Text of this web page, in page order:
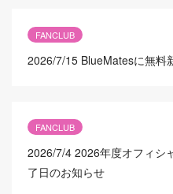
FANCLUB
2026/7/15 BlueMatesに無料
FANCLUB
2026/7/4 2026年度オフィシ
了日のお知らせ